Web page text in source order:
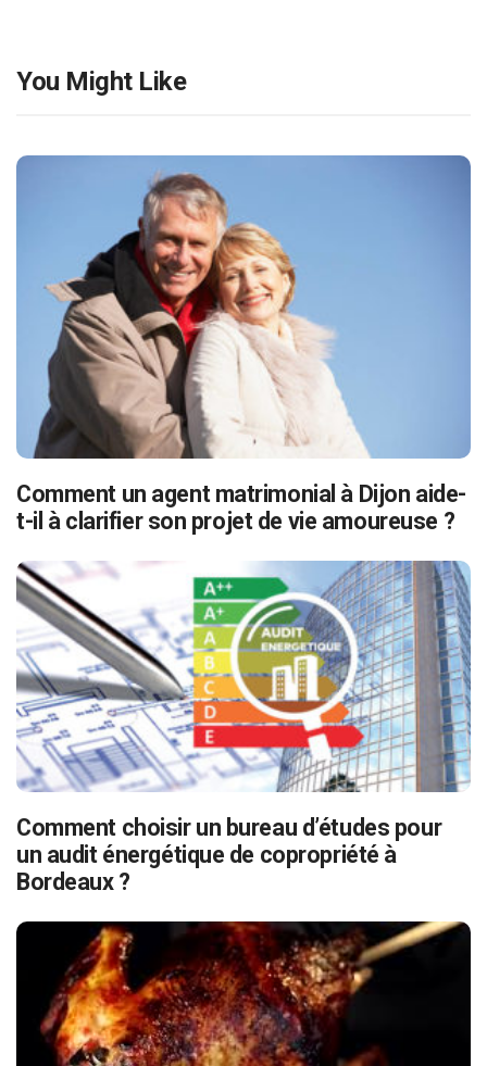
You Might Like
Comment un agent matrimonial à Dijon aide-
t-il à clarifier son projet de vie amoureuse ?
Comment choisir un bureau d’études pour
un audit énergétique de copropriété à
Bordeaux ?